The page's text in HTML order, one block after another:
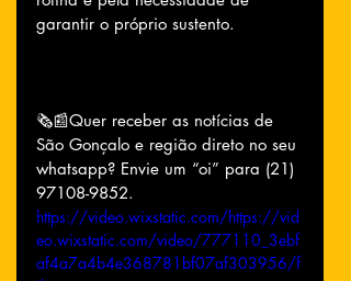
garantir o próprio sustento.
🗞📰Quer receber as notícias de
São Gonçalo e região direto no seu
whatsapp? Envie um “oi” para (21)
97108-9852.
https://video.wixstatic.com/https://vid
eo.wixstatic.com/video/777110_3ebf
af4a7a4b4e368781bf07af303956/f